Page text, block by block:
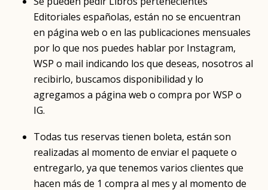
Editoriales españolas, están no se encuentran
en página web o en las publicaciones mensuales
por lo que nos puedes hablar por Instagram,
WSP o mail indicando los que deseas, nosotros al
recibirlo, buscamos disponibilidad y lo
agregamos a página web o compra por WSP o
IG.
Todas tus reservas tienen boleta, están son
realizadas al momento de enviar el paquete o
entregarlo, ya que tenemos varios clientes que
hacen más de 1 compra al mes y al momento de